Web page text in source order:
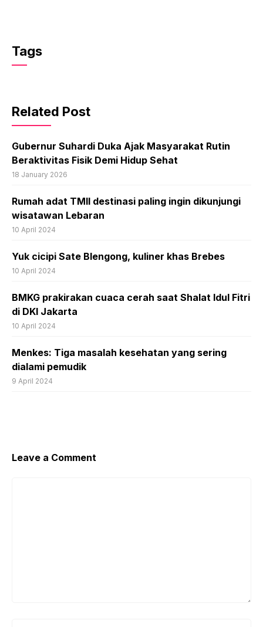
Tags
Related Post
Gubernur Suhardi Duka Ajak Masyarakat Rutin
Beraktivitas Fisik Demi Hidup Sehat
18 January 2026
Rumah adat TMII destinasi paling ingin dikunjungi
wisatawan Lebaran
10 April 2024
Yuk cicipi Sate Blengong, kuliner khas Brebes
10 April 2024
BMKG prakirakan cuaca cerah saat Shalat Idul Fitri
di DKI Jakarta
10 April 2024
Menkes: Tiga masalah kesehatan yang sering
dialami pemudik
9 April 2024
Leave a Comment